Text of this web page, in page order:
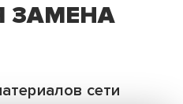
ЗАМЕНА
сети